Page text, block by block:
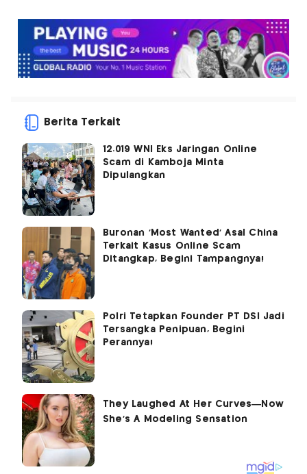
Berita Terkait
12.019 WNI Eks Jaringan Online
Scam di Kamboja Minta
Dipulangkan
Buronan 'Most Wanted' Asal China
Terkait Kasus Online Scam
Ditangkap, Begini Tampangnya!
Polri Tetapkan Founder PT DSI Jadi
Tersangka Penipuan, Begini
Perannya!